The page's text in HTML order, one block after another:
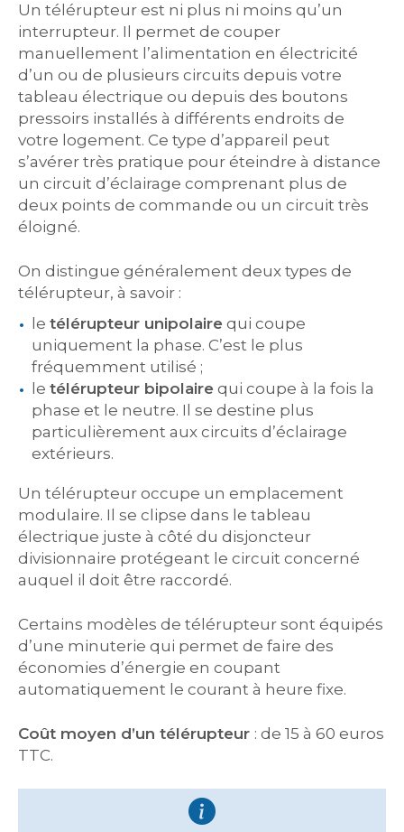
Un télérupteur est ni plus ni moins qu’un
interrupteur. Il permet de couper
manuellement l’alimentation en électricité
d’un ou de plusieurs circuits depuis votre
tableau électrique ou depuis des boutons
pressoirs installés à différents endroits de
votre logement. Ce type d’appareil peut
s’avérer très pratique pour éteindre à distance
un circuit d’éclairage comprenant plus de
deux points de commande ou un circuit très
éloigné.
On distingue généralement deux types de
télérupteur, à savoir :
le télérupteur unipolaire qui coupe
uniquement la phase. C’est le plus
fréquemment utilisé ;
le télérupteur bipolaire qui coupe à la fois la
phase et le neutre. Il se destine plus
particulièrement aux circuits d’éclairage
extérieurs.
Un télérupteur occupe un emplacement
modulaire. Il se clipse dans le tableau
électrique juste à côté du disjoncteur
divisionnaire protégeant le circuit concerné
auquel il doit être raccordé.
Certains modèles de télérupteur sont équipés
d’une minuterie qui permet de faire des
économies d’énergie en coupant
automatiquement le courant à heure fixe.
Coût moyen d’un télérupteur : de 15 à 60 euros
TTC.